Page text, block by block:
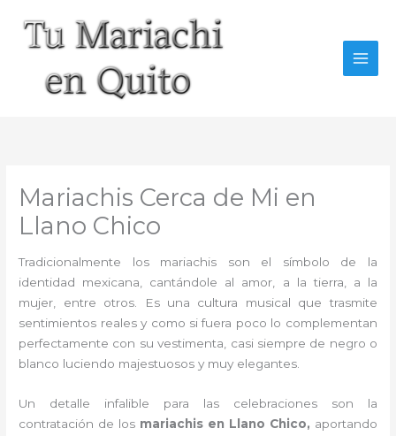
contenido
Mariachis Cerca de Mi en
Llano Chico
Tradicionalmente los mariachis son el símbolo de la
identidad mexicana, cantándole al amor, a la tierra, a la
mujer, entre otros. Es una cultura musical que trasmite
sentimientos reales y como si fuera poco lo complementan
perfectamente con su vestimenta, casi siempre de negro o
blanco luciendo majestuosos y muy elegantes.
Un detalle infalible para las celebraciones son la
contratación de los mariachis en Llano Chico, aportando